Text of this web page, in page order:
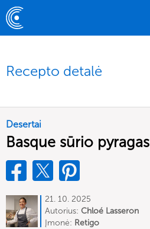
Recepto detalė
Desertai
Basque sūrio pyragas
21. 10. 2025
Autorius: Chloé Lasseron
Įmonė: Retigo